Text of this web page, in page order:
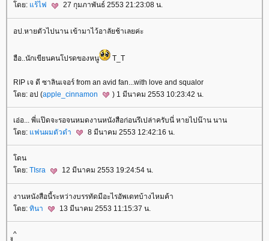
ดย: ร้ไฟ 27 กุมภาพันธ์ 2553 21:23:08 น.
อป.หายตัวไปนาน เข้ามาไว้อาลัยช้าเลยค่ะ
ฮือ..นักเขียนคนโปรดของหนู T_T
RIP เจ ดี ซาลินเจอร์ from an avid fan...with love and squalor
ดย: อป (apple_cinnamon ) 1 มีนาคม 2553 10:23:42 น.
เอ่อ... พี่แป๊ดจะรอจนหมดงานหนังสือก่อนรึเปล่าครับนี่ หายไปน๊าน นาน
ดย: ฟนผมตัวดำ 8 มีนาคม 2553 12:42:16 น.
ดน
ดย: TIsra 12 มีนาคม 2553 19:24:54 น.
งานหนังสือนี้ระหว่างบรรทัดมีอะไรอัพเดทบ้างไหมค้า
ดย: ทินา 13 มีนาคม 2553 11:15:37 น.
ูู^